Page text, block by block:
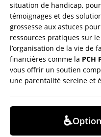
situation de handicap,
témoignages et des
grossesse aux astuces
ressources pratiques sur
l’organisation de la vie de
financières comme la PCH
vous offrir un soutien
une parentalité sereine et
♿